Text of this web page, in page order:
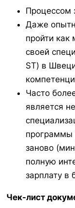
Процессом
Даже
пройти как
своей
ST) в
Часто
является
программы
заново
полную
зарплату в
Чек-лист